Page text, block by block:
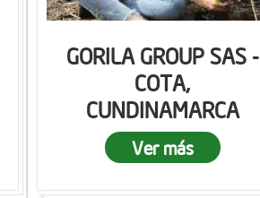
GORILA GROUP SAS -
COTA,
CUNDINAMARCA
Ver más